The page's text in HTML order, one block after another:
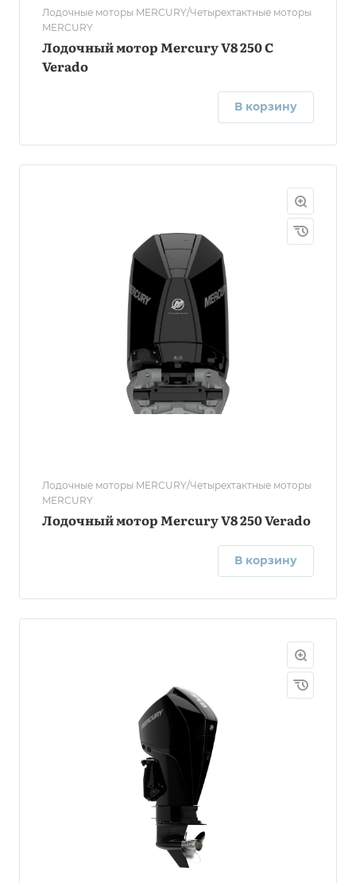
Лодочные моторы MERCURY/Четырехтактные моторы
MERCURY
Лодочный мотор Mercury V8 250 C
Verado
В корзину
Лодочные моторы MERCURY/Четырехтактные моторы
MERCURY
Лодочный мотор Mercury V8 250 Verado
В корзину